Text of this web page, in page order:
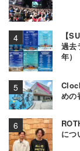
【
過去
年）
めの
につ